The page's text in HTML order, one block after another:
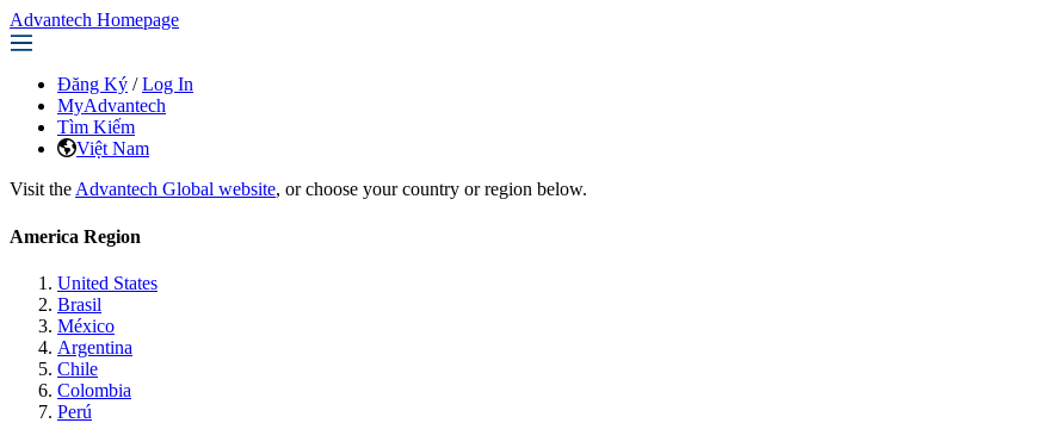
Advantech Homepage
Đăng Ký / Log In
MyAdvantech
Tìm Kiếm
Việt Nam
Visit the Advantech Global website, or choose your country or region below.
America Region
United States
Brasil
México
Argentina
Chile
Colombia
Perú